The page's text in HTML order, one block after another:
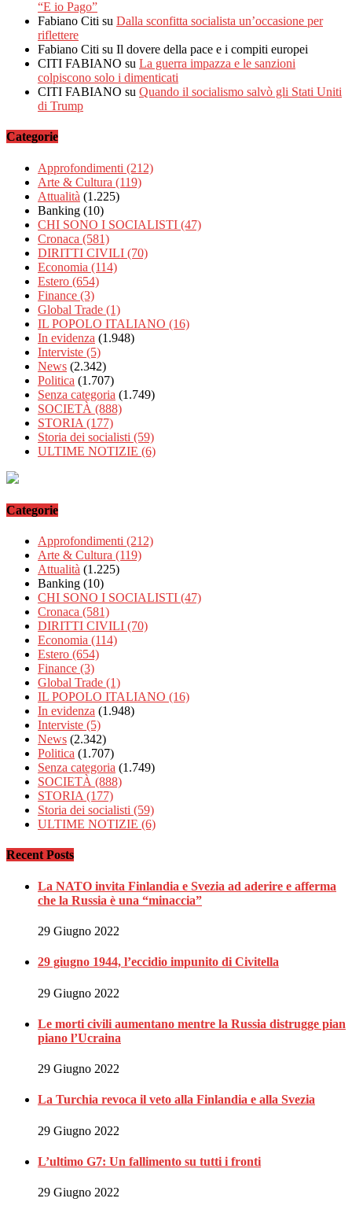
“E io Pago”
Fabiano Citi su Dalla sconfitta socialista un’occasione per
riflettere
Fabiano Citi su Il dovere della pace e i compiti europei
CITI FABIANO su La guerra impazza e le sanzioni
colpiscono solo i dimenticati
CITI FABIANO su Quando il socialismo salvò gli Stati Uniti
di Trump
Categorie
Approfondimenti (212)
Arte & Cultura (119)
Attualità (1.225)
Banking (10)
CHI SONO I SOCIALISTI (47)
Cronaca (581)
DIRITTI CIVILI (70)
Economia (114)
Estero (654)
Finance (3)
Global Trade (1)
IL POPOLO ITALIANO (16)
In evidenza (1.948)
Interviste (5)
News (2.342)
Politica (1.707)
Senza categoria (1.749)
SOCIETÀ (888)
STORIA (177)
Storia dei socialisti (59)
ULTIME NOTIZIE (6)
Categorie
Approfondimenti (212)
Arte & Cultura (119)
Attualità (1.225)
Banking (10)
CHI SONO I SOCIALISTI (47)
Cronaca (581)
DIRITTI CIVILI (70)
Economia (114)
Estero (654)
Finance (3)
Global Trade (1)
IL POPOLO ITALIANO (16)
In evidenza (1.948)
Interviste (5)
News (2.342)
Politica (1.707)
Senza categoria (1.749)
SOCIETÀ (888)
STORIA (177)
Storia dei socialisti (59)
ULTIME NOTIZIE (6)
Recent Posts
La NATO invita Finlandia e Svezia ad aderire e afferma
che la Russia è una “minaccia”
29 Giugno 2022
29 giugno 1944, l’eccidio impunito di Civitella
29 Giugno 2022
Le morti civili aumentano mentre la Russia distrugge pian
piano l’Ucraina
29 Giugno 2022
La Turchia revoca il veto alla Finlandia e alla Svezia
29 Giugno 2022
L’ultimo G7: Un fallimento su tutti i fronti
29 Giugno 2022